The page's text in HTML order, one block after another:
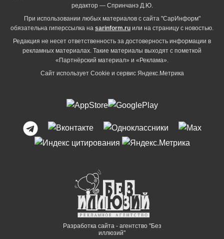
редактор — Спринчанэ Д.Ю.
При использовании любых материалов с сайта "СарИнформ"
обязательна гиперссылка на sarinform.ru или на страницу с новостью.
Редакция не несет ответственность за достоверность информации в
рекламных материалах. Такие материалы выходят с пометкой
«Партнёрский материал» и «Реклама».
Сайт использует Cookie и сервиc Яндекс.Метрика
Разработка сайта - агентство "Без
иллюзий"